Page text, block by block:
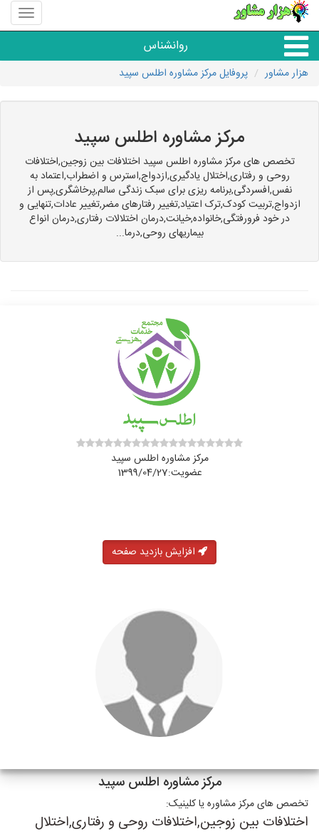
منوی
سایت
مشاور
روانشناس
گروه روانشناسی
هزار مشاور پروفایل مرکز مشاوره اطلس سپید
مرکز مشاوره اطلس سپید
تخصص های مرکز مشاوره اطلس سپید اختلافات بین زوجین,اختلافات
روحی و رفتاری,اختلال یادگیری,ازدواج,استرس و اضطراب,اعتماد به
نفس,افسردگی,برنامه ریزی برای سبک زندگی سالم,پرخاشگری,پس از
ازدواج,تربیت کودک,ترک اعتیاد,تغییر رفتارهای مضر,تغییر عادات,تنهایی و
در خود فرورفتگی,خانواده,خیانت,درمان اختلالات رفتاری,درمان انواع
بیماریهای روحی,درما...
مرکز مشاوره اطلس سپید
عضویت:1399/04/27
افزایش بازدید صفحه
مرکز مشاوره اطلس سپید
تخصص های مرکز مشاوره یا کلینیک:
اختلافات بین زوجین,اختلافات روحی و رفتاری,اختلال